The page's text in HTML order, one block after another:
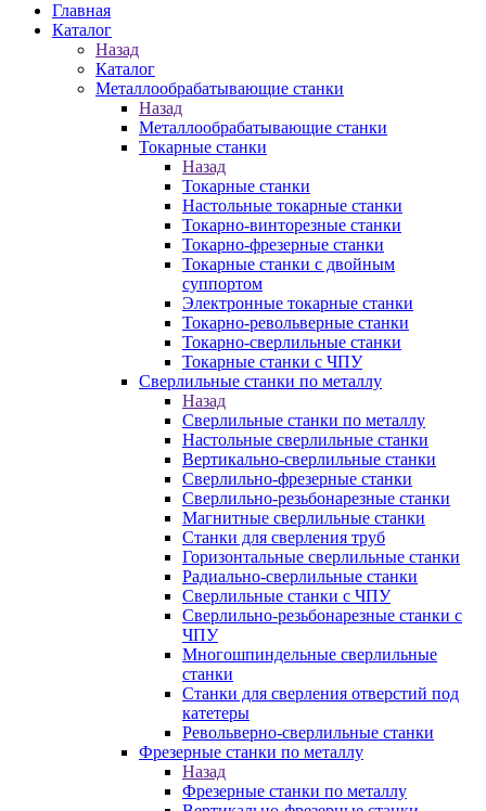
Главная
Каталог
Назад
Каталог
Металлообрабатывающие станки
Назад
Металлообрабатывающие станки
Токарные станки
Назад
Токарные станки
Настольные токарные станки
Токарно-винторезные станки
Токарно-фрезерные станки
Токарные станки с двойным
суппортом
Электронные токарные станки
Токарно-револьверные станки
Токарно-сверлильные станки
Токарные станки с ЧПУ
Сверлильные станки по металлу
Назад
Сверлильные станки по металлу
Настольные сверлильные станки
Вертикально-сверлильные станки
Сверлильно-фрезерные станки
Сверлильно-резьбонарезные станки
Магнитные сверлильные станки
Станки для сверления труб
Горизонтальные сверлильные станки
Радиально-сверлильные станки
Сверлильные станки с ЧПУ
Сверлильно-резьбонарезные станки с
ЧПУ
Многошпиндельные сверлильные
станки
Станки для сверления отверстий под
катетеры
Револьверно-сверлильные станки
Фрезерные станки по металлу
Назад
Фрезерные станки по металлу